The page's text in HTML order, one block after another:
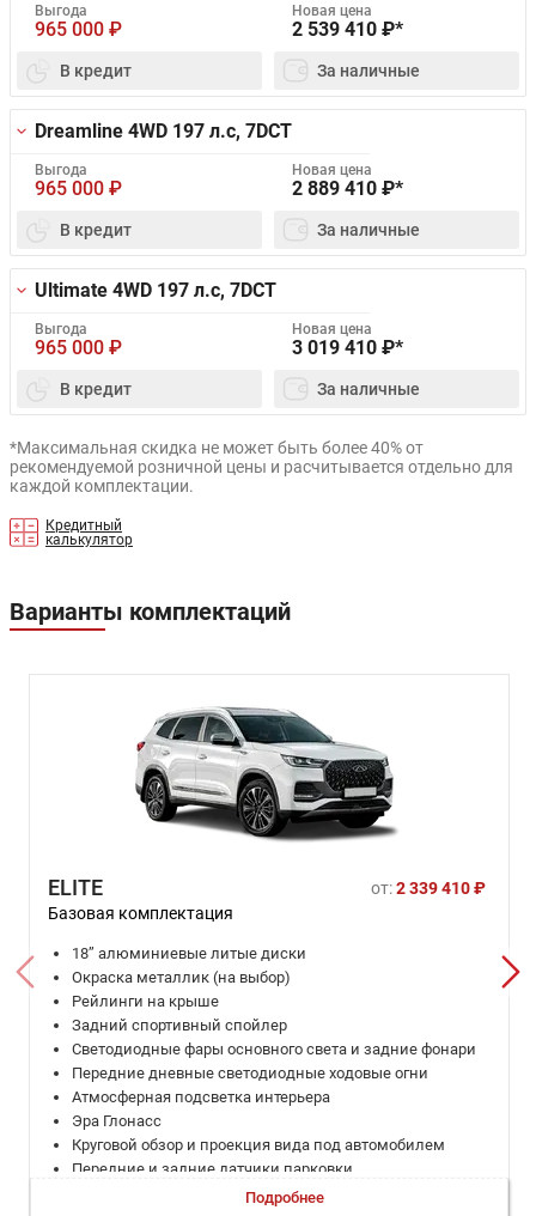
Выгода
965 000 ₽
Новая цена
2 539 410 ₽*
В кредит За наличные
Dreamline 4WD 197 л.с, 7DCT
Выгода
965 000 ₽
Новая цена
2 889 410 ₽*
В кредит За наличные
Ultimate 4WD 197 л.с, 7DCT
Выгода
965 000 ₽
Новая цена
3 019 410 ₽*
В кредит За наличные
*Максимальная скидка не может быть более 40% от
рекомендуемой розничной цены и расчитывается отдельно для
каждой комплектации.
Кредитный
калькулятор
Варианты комплектаций
ELITE от:2 339 410 ₽
Базовая комплектация
18’’ алюминиевые литые диски
Окраска металлик (на выбор)
Рейлинги на крыше
Задний спортивный спойлер
Светодиодные фары основного света и задние фонари
Передние дневные светодиодные ходовые огни
Атмосферная подсветка интерьера
Эра Глонасс
Круговой обзор и проекция вида под автомобилем
Передние и задние датчики парковки
Система мониторинга слепых зон (BSD)
Подробнее